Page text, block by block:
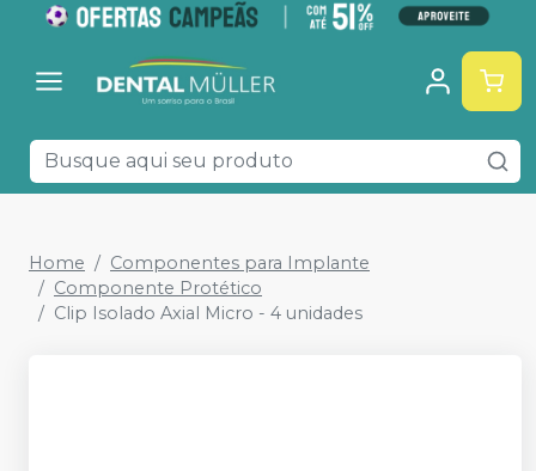
Home
Componentes para Implante
Componente Protético
Clip Isolado Axial Micro - 4 unidades